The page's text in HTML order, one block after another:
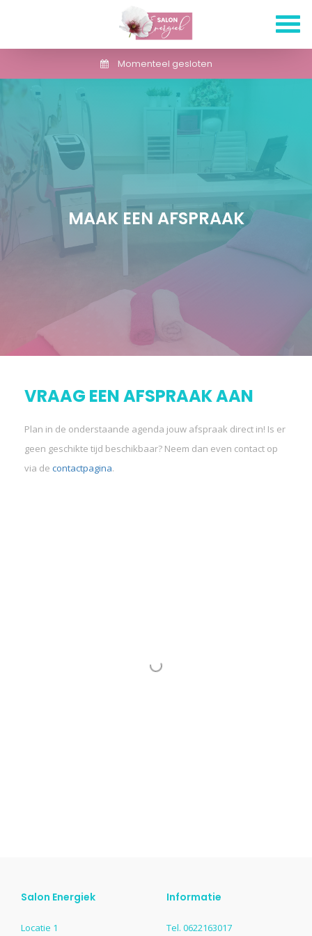
Momenteel gesloten
MAAK EEN AFSPRAAK
VRAAG EEN AFSPRAAK AAN
Plan in de onderstaande agenda jouw afspraak direct in! Is er
geen geschikte tijd beschikbaar? Neem dan even contact op
via de contactpagina.
Salon Energiek
Locatie 1
Informatie
Tel. 0622163017